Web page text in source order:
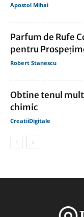
Apostol Mihai
Parfum de Rufe
pentru
Robert Stanescu
Obtine tenul
chimic
CreatiiDigitale